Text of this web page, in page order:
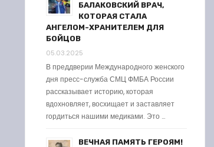
БАЛАКОВСКИЙ ВРАЧ,
КОТОРАЯ СТАЛА
АНГЕЛОМ-ХРАНИТЕЛЕМ ДЛЯ
БОЙЦОВ
05.03.2025
В преддверии Международного женского
дня пресс-служба СМЦ ФМБА России
рассказывает историю, которая
вдохновляет, восхищает и заставляет
гордиться нашими медиками. Это …
ВЕЧНАЯ ПАМЯТЬ ГЕРОЯМ!